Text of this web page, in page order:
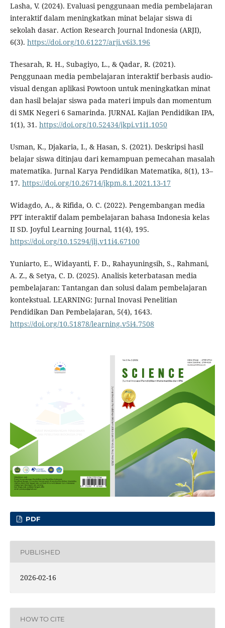
Lasha, V. (2024). Evaluasi penggunaan media pembelajaran
interaktif dalam meningkatkan minat belajar siswa di
sekolah dasar. Action Research Journal Indonesia (ARJI),
6(3). https://doi.org/10.61227/arji.v6i3.196
Thesarah, R. H., Subagiyo, L., & Qadar, R. (2021).
Penggunaan media pembelajaran interaktif berbasis audio-
visual dengan aplikasi Powtoon untuk meningkatkan minat
dan hasil belajar siswa pada materi impuls dan momentum
di SMK Negeri 6 Samarinda. JURNAL Kajian Pendidikan IPA,
1(1), 31. https://doi.org/10.52434/jkpi.v1i1.1050
Usman, K., Djakaria, I., & Hasan, S. (2021). Deskripsi hasil
belajar siswa ditinjau dari kemampuan pemecahan masalah
matematika. Jurnal Karya Pendidikan Matematika, 8(1), 13–
17. https://doi.org/10.26714/jkpm.8.1.2021.13-17
Widagdo, A., & Rifida, O. C. (2022). Pengembangan media
PPT interaktif dalam pembelajaran bahasa Indonesia kelas
II SD. Joyful Learning Journal, 11(4), 195.
https://doi.org/10.15294/jlj.v11i4.67100
Yuniarto, E., Widayanti, F. D., Rahayuningsih, S., Rahmani,
A. Z., & Setya, C. D. (2025). Analisis keterbatasan media
pembelajaran: Tantangan dan solusi dalam pembelajaran
kontekstual. LEARNING: Jurnal Inovasi Penelitian
Pendidikan Dan Pembelajaran, 5(4), 1643.
https://doi.org/10.51878/learning.v5i4.7508
PDF
PUBLISHED
2026-02-16
HOW TO CITE